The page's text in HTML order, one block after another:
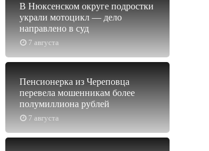
7 августа
В Нюксенском округе подростки
украли мотоцикл — дело
направлено в суд
7 августа
Пенсионерка из Череповца
перевела мошенникам более
полумиллиона рублей